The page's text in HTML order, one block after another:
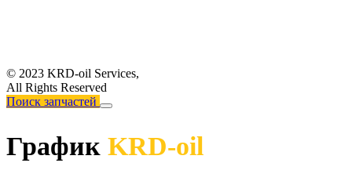
© 2023 KRD-oil Services,
All Rights Reserved
Поиск запчастей
График KRD-oil